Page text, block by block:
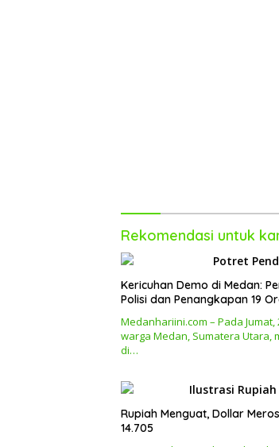
Rekomendasi untuk
Kericuhan Demo di Medan:
Polisi dan Penangkapan 19
Medanhariini.com – Pada Jumat,
warga Medan, Sumatera Utara,
di…
Rupiah Menguat, Dollar
14.705